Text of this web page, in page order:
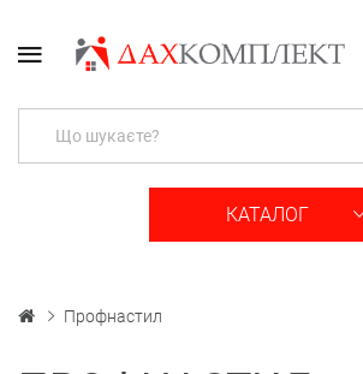
КАТАЛОГ
Профнастил